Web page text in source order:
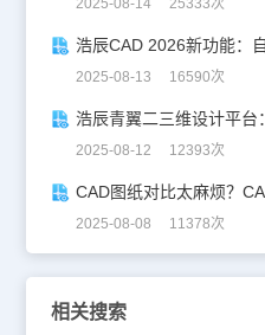
2025-08-14 25333次
2025-08-13 16590次
2025-08-12 12393次
2025-08-08 11378次
相关搜索